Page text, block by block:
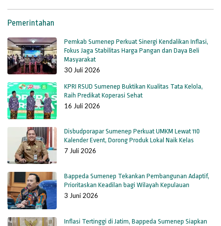
Pemerintahan
Pemkab Sumenep Perkuat Sinergi Kendalikan Inflasi,
Fokus Jaga Stabilitas Harga Pangan dan Daya Beli
Masyarakat
30 Juli 2026
KPRI RSUD Sumenep Buktikan Kualitas Tata Kelola,
Raih Predikat Koperasi Sehat
16 Juli 2026
Disbudporapar Sumenep Perkuat UMKM Lewat 110
Kalender Event, Dorong Produk Lokal Naik Kelas
7 Juli 2026
Bappeda Sumenep Tekankan Pembangunan Adaptif,
Prioritaskan Keadilan bagi Wilayah Kepulauan
3 Juni 2026
Inflasi Tertinggi di Jatim, Bappeda Sumenep Siapkan